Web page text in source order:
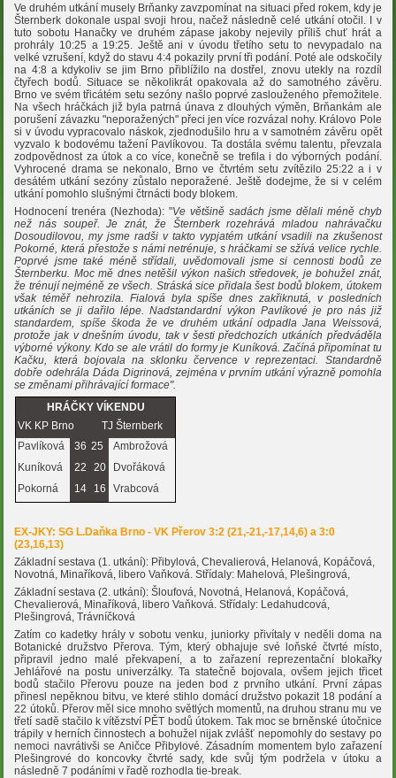
Ve druhém utkání musely Brňanky zavzpomínat na situaci před rokem, kdy je
Šternberk dokonale uspal svoji hrou, načež následně celé utkání otočil. I v
tuto sobotu Hanačky ve druhém zápase jakoby nejevily příliš chuť hrát a
prohrály 10:25 a 19:25. Ještě ani v úvodu třetího setu to nevypadalo na
velké vzrušení, když do stavu 4:4 pokazily první tři podání. Poté ale odskočily
na 4:8 a kdykoliv se jim Brno přiblížilo na dostřel, znovu utekly na rozdíl
čtyřech bodů. Situace se několikrát opakovala až do samotného závěru.
Brno ve svém třicátém setu sezóny našlo poprvé zaslouženého přemožitele.
Na všech hráčkách již byla patrná únava z dlouhých výměn, Brňankám ale
porušení závazku "neporažených" přeci jen více rozvázal nohy. Královo Pole
si v úvodu vypracovalo náskok, zjednodušilo hru a v samotném závěru opět
vyzvalo k bodovému tažení Pavlíkovou. Ta dostála svému talentu, převzala
zodpovědnost za útok a co více, konečně se trefila i do výborných podání.
Vyhrocené drama se nekonalo, Brno ve čtvrtém setu zvítězilo 25:22 a i v
desátém utkání sezóny zůstalo neporažené. Ještě dodejme, že si v celém
utkání pomohlo slušnými čtrnácti body blokem.
Hodnocení trenéra (Nezhoda): "Ve většině sadách jsme dělali méně chyb
než nás soupeř. Je znát, že Šternberk rozehrává mladou nahrávačku
Dosoudilovou, my jsme radši v takto vypjatém utkání vsadili na zkušenost
Pokorné, která přestože s námi netrénuje, s hráčkami se sžívá velice rychle.
Poprvé jsme také méně střídali, uvědomovali jsme si cennosti bodů ze
Šternberku. Moc mě dnes netěšil výkon našich středovek, je bohužel znát,
že trénují nejméně ze všech. Stráská sice přidala šest bodů blokem, útokem
však téměř nehrozila. Fialová byla spíše dnes zakřiknutá, v posledních
utkáních se ji dařilo lépe. Nadstandardní výkon Pavlíkové je pro nás již
standardem, spíše škoda že ve druhém utkání odpadla Jana Weissová,
protože jak v dnešním úvodu, tak v šesti předchozích utkáních předváděla
výborné výkony. Kdo se ale vrátil do formy je Kuníková. Začíná připomínat tu
Kačku, která bojovala na sklonku července v reprezentaci. Standardně
dobře odehrála Dáda Digrinová, zejména v prvním utkání výrazně pomohla
se změnami přihrávající formace".
HRÁČKY VÍKENDU
VK KP Brno
TJ Šternberk
Pavlíková
36 25
Ambrožová
Kuníková
22 20
Dvořáková
Pokorná
14 16 Vrabcová
EX-JKY: SG L.Daňka Brno - VK Přerov 3:2 (21,-21,-17,14,6) a 3:0
(23,16,13)
Základní sestava (1. utkání): Přibylová, Chevalierová, Helanová, Kopáčová,
Novotná, Minaříková, libero Vaňková. Střídaly: Mahelová, Plešingrová,
Základní sestava (2. utkání): Šloufová, Novotná, Helanová, Kopáčová,
Chevalierová, Minaříková, libero Vaňková. Střídaly: Ledahudcová,
Plešingrová, Trávníčková
Zatím co kadetky hrály v sobotu venku, juniorky přivítaly v neděli doma na
Botanické družstvo Přerova. Tým, který obhajuje své loňské čtvrté místo,
připravil jedno malé překvapení, a to zařazení reprezentační blokařky
Jehlářové na postu univerzálky. Ta statečně bojovala, ovšem jejich třicet
bodů stačilo Přerovu pouze na jeden bod z prvního utkání. První zápas
přinesl nepěknou bitvu, ve které stihlo domácí družstvo pokazit 18 podání a
22 útoků. Přerov měl sice mnoho světlých momentů, na druhou stranu mu ve
třetí sadě stačilo k vítězství PĚT bodů útokem. Tak moc se brněnské útočnice
trápily v herních činnostech a bohužel nijak zvlášť nepomohly do sestavy po
nemoci navrátivši se Aničce Přibylové. Zásadním momentem bylo zařazení
Plešingrové do koncovky čtvrté sady, kde svůj tým podržela v útoku a
následně 7 podáními v řadě rozhodla tie-break.